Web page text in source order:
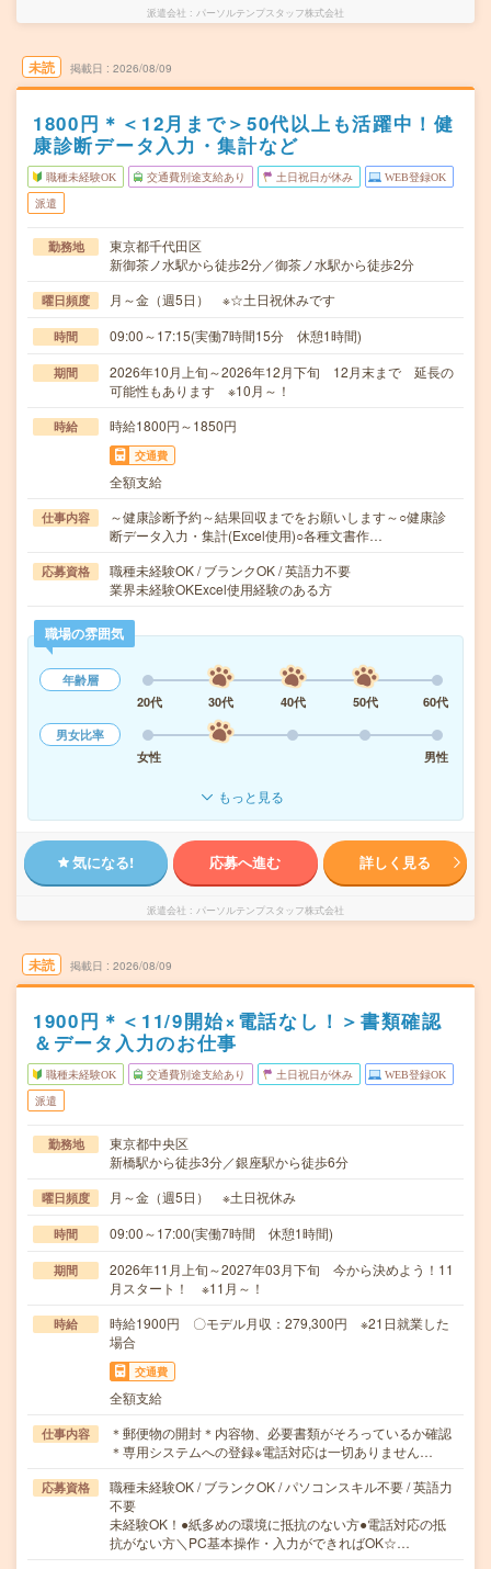
派遣会社 パーソルテンプスタッフ株式会社
未読 掲載日 2026/08/09
1800円＊＜12月まで＞50代以上も活躍中！健
康診断データ入力・集計など
職種未経験OK 交通費別途支給あり 土日祝日が休み WEB登録OK
派遣
勤務地
東京都千代田区
新御茶ノ水駅から徒歩2分／御茶ノ水駅から徒歩2分
曜日頻度 月～金（週5日） ※☆土日祝休みです
時間 09:00～17:15(実働7時間15分 休憩1時間)
期間
2026年10月上旬～2026年12月下旬 12月末まで 延長の
可能性もあります ※10月～！
時給 時給1800円～1850円
交通費
全額支給
仕事内容
～健康診断予約～結果回収までをお願いします～○健康診
断データ入力・集計(Excel使用)○各種文書作…
応募資格
職種未経験OK / ブランクOK / 英語力不要
業界未経験OKExcel使用経験のある方
職場の雰囲気
年齢層
20代
30代 40代 50代
60代
男女比率
女性
男性
もっと見る
気になる! 応募へ進む 詳しく見る
派遣会社 パーソルテンプスタッフ株式会社
未読 掲載日 2026/08/09
1900円＊＜11/9開始×電話なし！＞書類確認
＆データ入力のお仕事
職種未経験OK 交通費別途支給あり 土日祝日が休み WEB登録OK
派遣
勤務地
東京都中央区
新橋駅から徒歩3分／銀座駅から徒歩6分
曜日頻度 月～金（週5日） ※土日祝休み
時間 09:00～17:00(実働7時間 休憩1時間)
期間
2026年11月上旬～2027年03月下旬 今から決めよう！11
月スタート！ ※11月～！
時給
時給1900円 〇モデル月収：279,300円 ※21日就業した
場合
交通費
全額支給
仕事内容
＊郵便物の開封＊内容物、必要書類がそろっているか確認
＊専用システムへの登録※電話対応は一切ありません…
応募資格
職種未経験OK / ブランクOK / パソコンスキル不要 / 英語力
不要
未経験OK！●紙多めの環境に抵抗のない方●電話対応の抵
抗がない方＼PC基本操作・入力ができればOK☆…